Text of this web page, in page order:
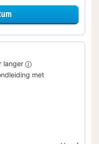
voor Later Uitchecken
langer
met